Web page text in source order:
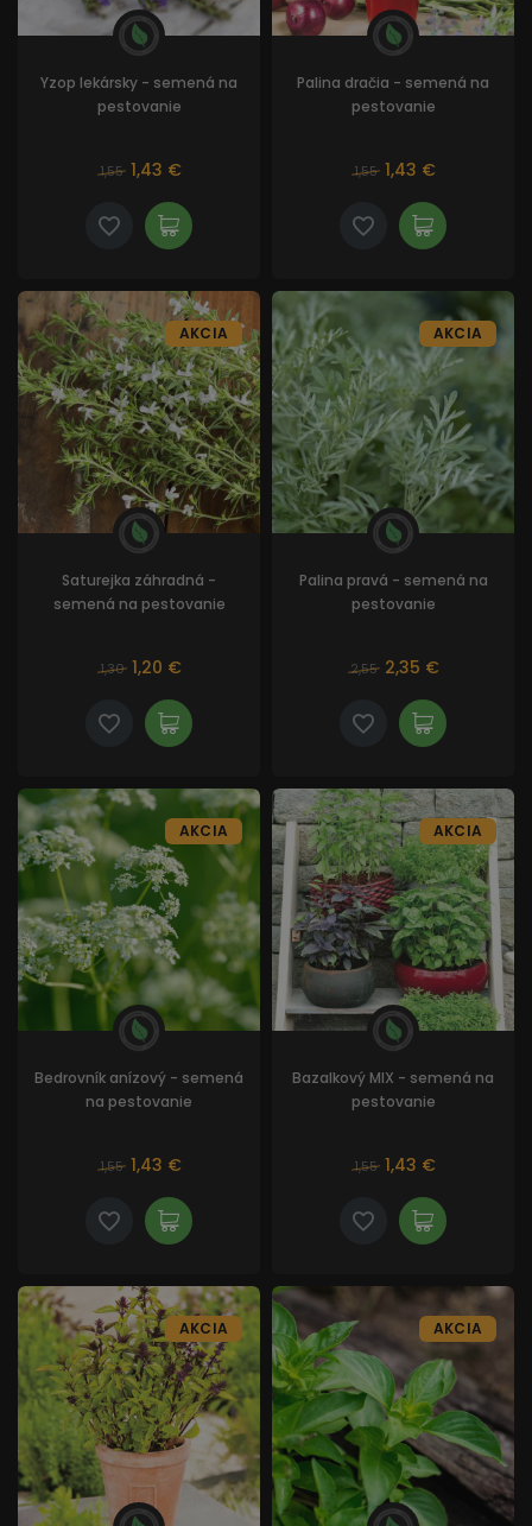
Yzop lekársky - semená na
pestovanie
1,55 1,43 €
Palina dračia - semená na
pestovanie
1,55 1,43 €
Saturejka záhradná -
semená na pestovanie
1,30 1,20 €
AKCIA
Palina pravá - semená na
pestovanie
2,55 2,35 €
AKCIA
Bedrovník anízový - semená
na pestovanie
1,55 1,43 €
AKCIA
Bazalkový MIX - semená na
pestovanie
1,55 1,43 €
AKCIA
AKCIA AKCIA